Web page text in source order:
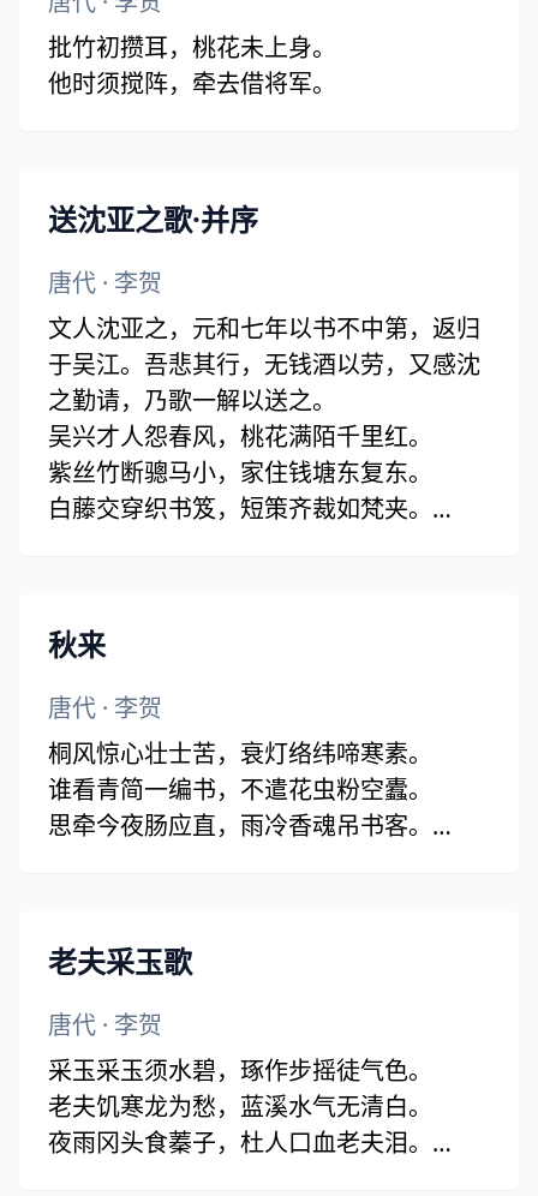
批竹初攒耳，桃花未上身。
他时须搅阵，牵去借将军。
送沈亚之歌·并序
唐代 · 李贺
文人沈亚之，元和七年以书不中第，返归
于吴江。吾悲其行，无钱酒以劳，又感沈
之勤请，乃歌一解以送之。
吴兴才人怨春风，桃花满陌千里红。
紫丝竹断骢马小，家住钱塘东复东。
白藤交穿织书笈，短策齐裁如梵夹。
吾闻壮夫重心骨，古人三走无摧捽。
请君待旦事长鞭，他日还辕及秋律。
秋来
唐代 · 李贺
桐风惊心壮士苦，衰灯络纬啼寒素。
谁看青简一编书，不遣花虫粉空蠹。
思牵今夜肠应直，雨冷香魂吊书客。
老夫采玉歌
唐代 · 李贺
采玉采玉须水碧，琢作步摇徒气色。
老夫饥寒龙为愁，蓝溪水气无清白。
夜雨冈头食蓁子，杜人口血老夫泪。